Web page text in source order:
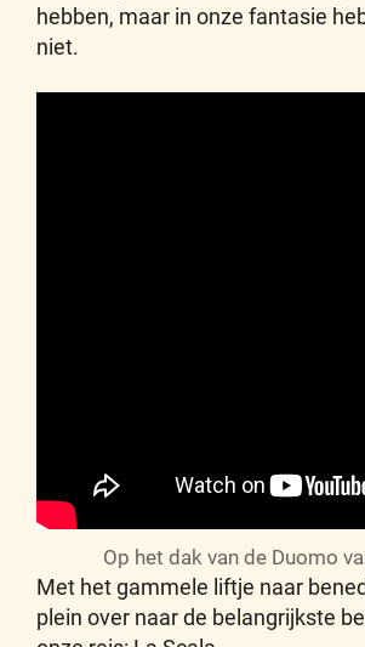
hebben, maar in onze fantasie
niet.
Op het dak van de Duomo
Met het gammele liftje naar
plein over naar de belangrijkste